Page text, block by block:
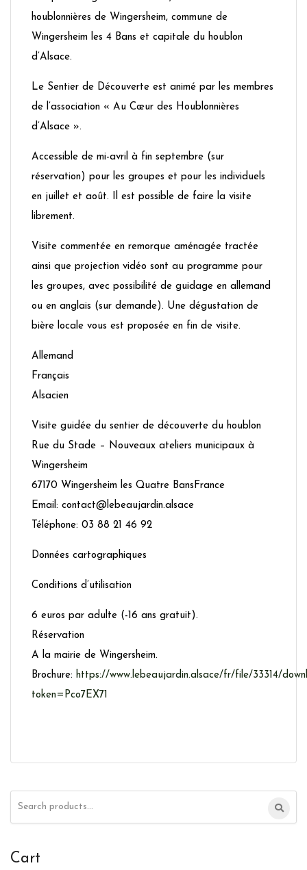
houblonnières de Wingersheim, commune de
Wingersheim les 4 Bans et capitale du houblon
d’Alsace.
Le Sentier de Découverte est animé par les membres
de l’association « Au Cœur des Houblonnières
d’Alsace ».
Accessible de mi-avril à fin septembre (sur
réservation) pour les groupes et pour les individuels
en juillet et août. Il est possible de faire la visite
librement.
Visite commentée en remorque aménagée tractée
ainsi que projection vidéo sont au programme pour
les groupes, avec possibilité de guidage en allemand
ou en anglais (sur demande). Une dégustation de
bière locale vous est proposée en fin de visite.
Allemand
Français
Alsacien
Visite guidée du sentier de découverte du houblon
Rue du Stade – Nouveaux ateliers municipaux à
Wingersheim
67170 Wingersheim les Quatre BansFrance
Email: contact@lebeaujardin.alsace
Téléphone: 03 88 21 46 92
Données cartographiques
Conditions d’utilisation
6 euros par adulte (-16 ans gratuit).
Réservation
A la mairie de Wingersheim.
Brochure: https://www.lebeaujardin.alsace/fr/file/33314/
token=Pco7EX71
Cart